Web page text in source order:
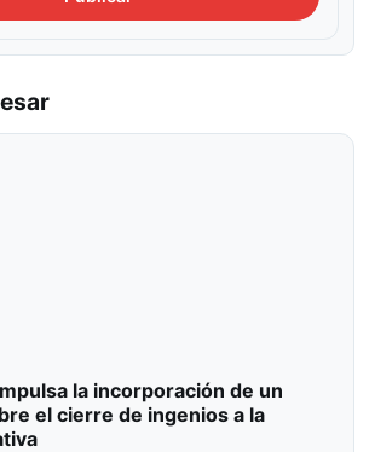
la incorporación de un
el cierre de ingenios a la